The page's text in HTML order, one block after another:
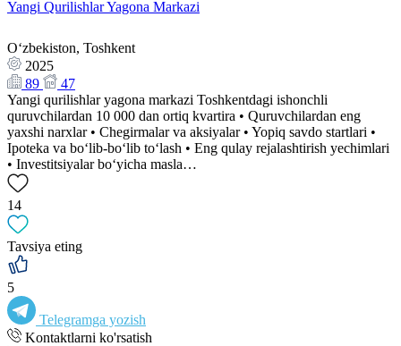
Yangi Qurilishlar Yagona Markazi
Oʻzbekiston, Toshkent
2025
89
47
Yangi qurilishlar yagona markazi Toshkentdagi ishonchli
quruvchilardan 10 000 dan ortiq kvartira • Quruvchilardan eng
yaxshi narxlar • Chegirmalar va aksiyalar • Yopiq savdo startlari •
Ipoteka va bo‘lib-bo‘lib to‘lash • Eng qulay rejalashtirish yechimlari
• Investitsiyalar bo‘yicha masla…
14
Tavsiya eting
5
Telegramga yozish
Kontaktlarni ko'rsatish